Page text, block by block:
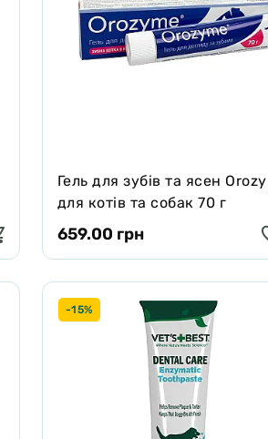
Гель для зубів та ясен
для котів та собак 70 г
659.00 грн
-15%